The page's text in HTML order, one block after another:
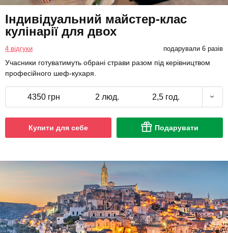
Індивідуальний майстер-клас
кулінарії для двох
4 відгуки подарували 6 разів
Учасники готуватимуть обрані страви разом під керівництвом
професійного шеф-кухаря.
4350 грн 2 люд. 2,5 год.
Купити для себе Подарувати